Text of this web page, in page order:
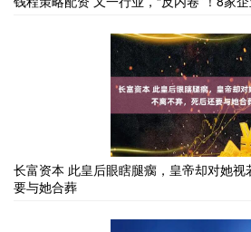
长富资本 此皇后眼瞎腿瘸，皇帝却对她
要与她合葬